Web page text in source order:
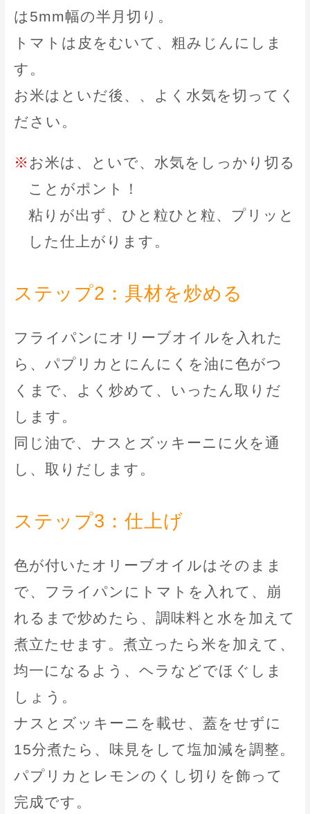
は5mm幅の半月切り。
トマトは皮をむいて、粗みじんにしま
す。
お米はといだ後、、よく水気を切ってく
ださい。
※ お米は、といで、水気をしっかり切る
ことがポント！
粘りが出ず、ひと粒ひと粒、プリッと
した仕上がります。
ステップ2：具材を炒める
フライパンにオリーブオイルを入れた
ら、パプリカとにんにくを油に色がつ
くまで、よく炒めて、いったん取りだ
します。
同じ油で、ナスとズッキーニに火を通
し、取りだします。
ステップ3：仕上げ
色が付いたオリーブオイルはそのまま
で、フライパンにトマトを入れて、崩
れるまで炒めたら、調味料と水を加えて
煮立たせます。煮立ったら米を加えて、
均一になるよう、ヘラなどでほぐしま
しょう。
ナスとズッキーニを載せ、蓋をせずに
15分煮たら、味見をして塩加減を調整。
パプリカとレモンのくし切りを飾って
完成です。